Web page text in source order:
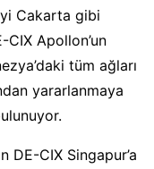
Cakarta gibi
Apollon’un
tüm ağları
yararlanmaya
DE-CIX Singapur’a